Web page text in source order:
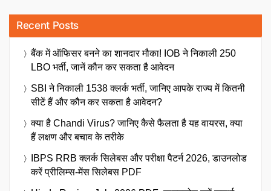
Recent Posts
बैंक में ऑफिसर बनने का शानदार मौका! IOB ने निकाली 250
LBO भर्ती, जानें कौन कर सकता है आवेदन
SBI ने निकाली 1538 क्लर्क भर्ती, जानिए आपके राज्य में कितनी
सीटें हैं और कौन कर सकता है आवेदन?
क्या है Chandi Virus? जानिए कैसे फैलता है यह वायरस, क्या
हैं लक्षण और बचाव के तरीके
IBPS RRB क्लर्क सिलेबस और परीक्षा पैटर्न 2026, डाउनलोड
करें प्रीलिम्स-मेंस सिलेबस PDF